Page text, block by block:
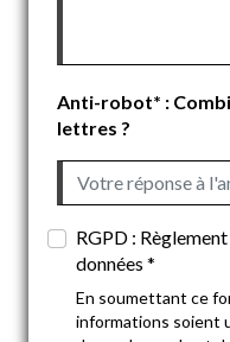
Anti-robot* :
lettres ?
RGPD :
données *
En soumettant ce
informations soient